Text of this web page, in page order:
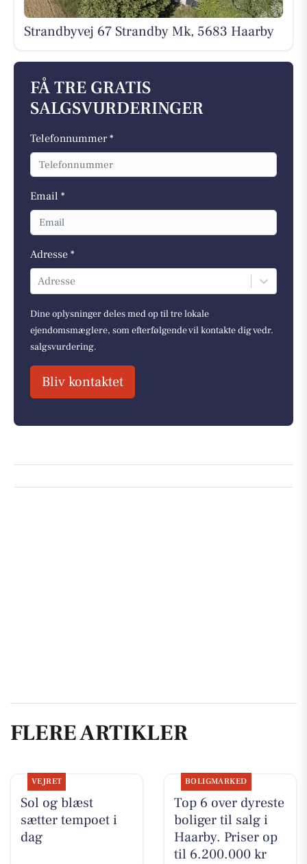
Strandbyvej 67 Strandby Mk, 5683 Haarby
FÅ TRE GRATIS
SALGSVURDERINGER
Telefonnummer *
Email *
Adresse *
Adresse
Dine oplysninger deles med op til tre lokale
ejendomsmæglere, som efterfølgende vil kontakte dig vedr.
salgsvurdering.
Bliv kontaktet
FLERE ARTIKLER
VEJRET
Sol og blæst
sætter tempoet i
dag
BOLIGMARKED
Top 6 over dyreste
boliger til salg i
Haarby. Priser op
til 6.200.000 kr